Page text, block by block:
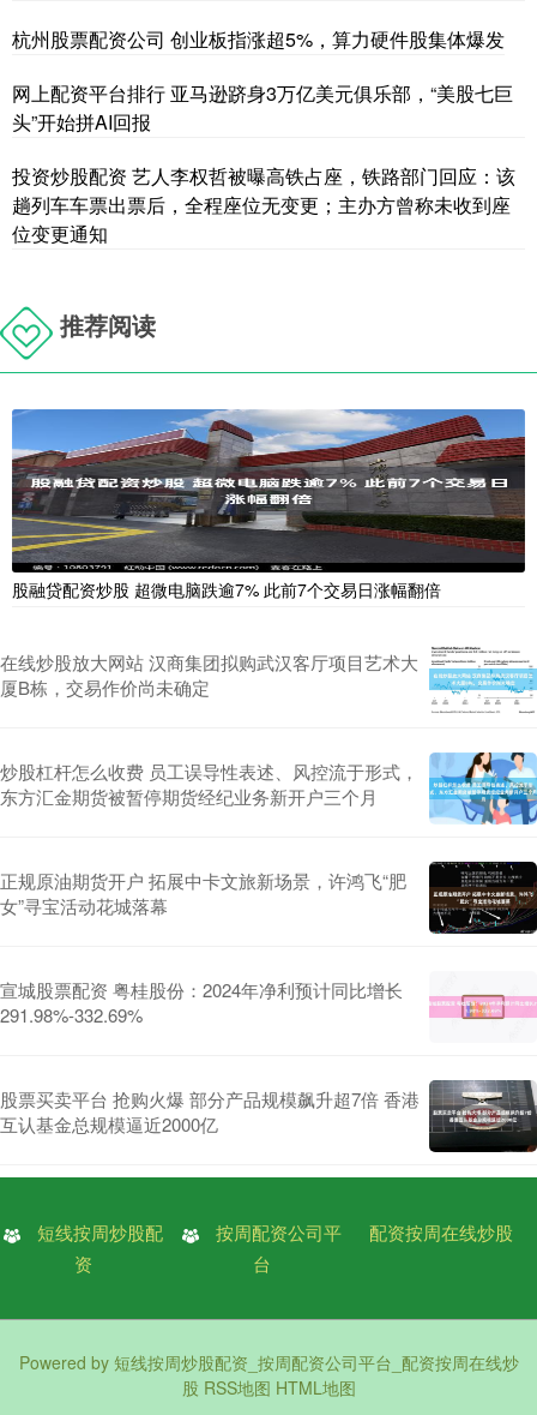
杭州股票配资公司 创业板指涨超5%，算力硬件股集体爆发
网上配资平台排行 亚马逊跻身3万亿美元俱乐部，“美股七巨
头”开始拼AI回报
投资炒股配资 艺人李权哲被曝高铁占座，铁路部门回应：该
趟列车车票出票后，全程座位无变更；主办方曾称未收到座
位变更通知
推荐阅读
股融贷配资炒股 超微电脑跌逾7% 此前7个交易日涨幅翻倍
在线炒股放大网站 汉商集团拟购武汉客厅项目艺术大
厦B栋，交易作价尚未确定
炒股杠杆怎么收费 员工误导性表述、风控流于形式，
东方汇金期货被暂停期货经纪业务新开户三个月
正规原油期货开户 拓展中卡文旅新场景，许鸿飞“肥
女”寻宝活动花城落幕
宣城股票配资 粤桂股份：2024年净利预计同比增长
291.98%-332.69%
股票买卖平台 抢购火爆 部分产品规模飙升超7倍 香港
互认基金总规模逼近2000亿
短线按周炒股配
资
按周配资公司平
台
配资按周在线炒股
Powered by 短线按周炒股配资_按周配资公司平台_配资按周在线炒
股 RSS地图 HTML地图